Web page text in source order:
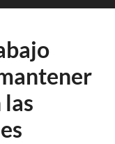
las